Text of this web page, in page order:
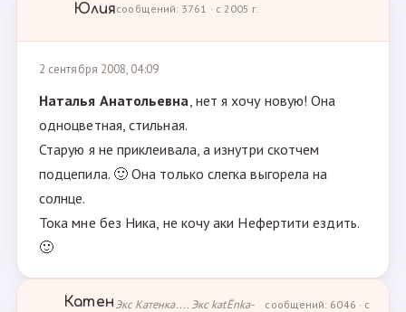
Юлиясообщений: 3761 · с 2005 г.
2 сентября 2008, 04:09
Наталья Анатольевна, нет я хочу новую! Она
одноцветная, стильная.
Старую я не приклеивала, а изнутри скотчем
подцепила. 🙂 Она только слегка выгорела на
солнце.
Тока мне без Ника, не кочу аки Нефертити ездить.
🙂
Катен Экс Катенка.... Экс katЁnka-
сообщений: 6046 · с